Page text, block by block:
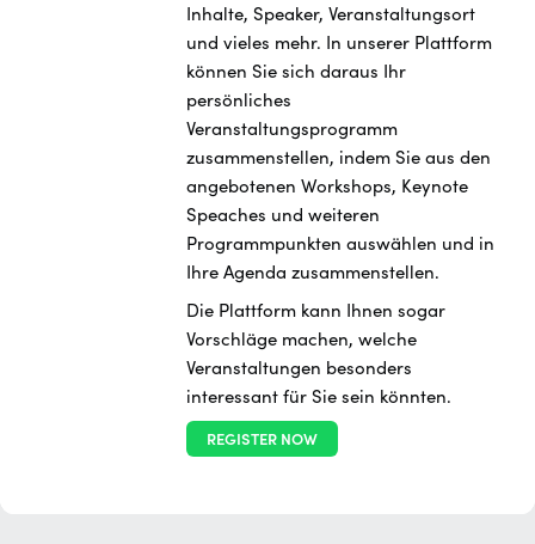
Inhalte, Speaker, Veranstaltungsort
und vieles mehr. In unserer Plattform
können Sie sich daraus Ihr
persönliches
Veranstaltungsprogramm
zusammenstellen, indem Sie aus den
angebotenen Workshops, Keynote
Speaches und weiteren
Programmpunkten auswählen und in
Ihre Agenda zusammenstellen.
Die Plattform kann Ihnen sogar
Vorschläge machen, welche
Veranstaltungen besonders
interessant für Sie sein könnten.
REGISTER NOW